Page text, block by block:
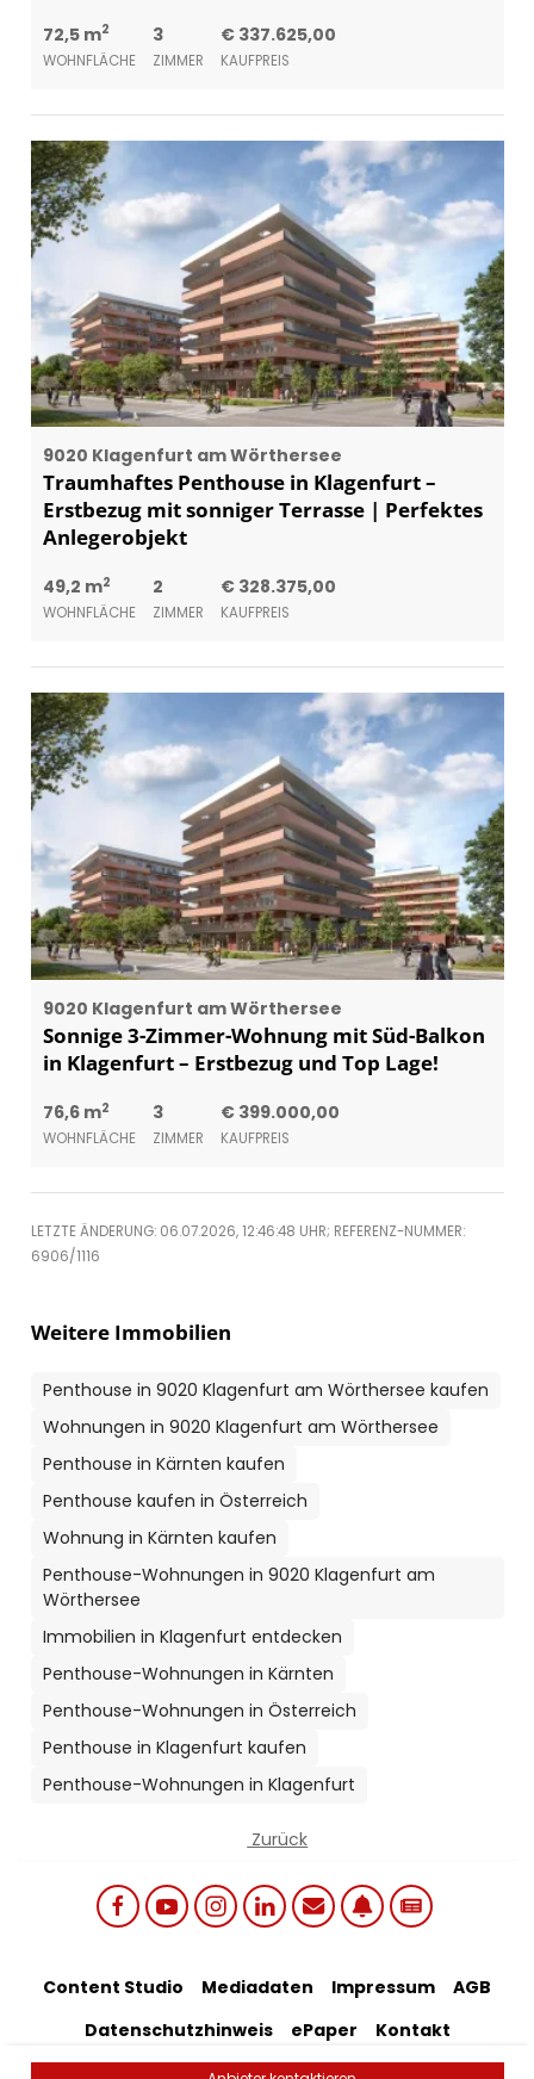
72,5 m2
WOHNFLÄCHE
3
ZIMMER
€ 337.625,00
KAUFPREIS
9020 Klagenfurt am Wörthersee
Traumhaftes Penthouse in Klagenfurt –
Erstbezug mit sonniger Terrasse | Perfektes
Anlegerobjekt
49,2 m2
WOHNFLÄCHE
2
ZIMMER
€ 328.375,00
KAUFPREIS
9020 Klagenfurt am Wörthersee
Sonnige 3-Zimmer-Wohnung mit Süd-Balkon
in Klagenfurt – Erstbezug und Top Lage!
76,6 m2
WOHNFLÄCHE
3
ZIMMER
€ 399.000,00
KAUFPREIS
LETZTE ÄNDERUNG: 06.07.2026, 12:46:48 UHR; REFERENZ-NUMMER:
6906/1116
Weitere Immobilien
Penthouse in 9020 Klagenfurt am Wörthersee kaufen
Wohnungen in 9020 Klagenfurt am Wörthersee
Penthouse in Kärnten kaufen
Penthouse kaufen in Österreich
Wohnung in Kärnten kaufen
Penthouse-Wohnungen in 9020 Klagenfurt am
Wörthersee
Immobilien in Klagenfurt entdecken
Penthouse-Wohnungen in Kärnten
Penthouse-Wohnungen in Österreich
Penthouse in Klagenfurt kaufen
Penthouse-Wohnungen in Klagenfurt
Zurück
Social links menu
Footer Bottom Menu
Content Studio Mediadaten Impressum
AGB
Datenschutzhinweis
ePaper
Kontakt
Artikel-Feedback